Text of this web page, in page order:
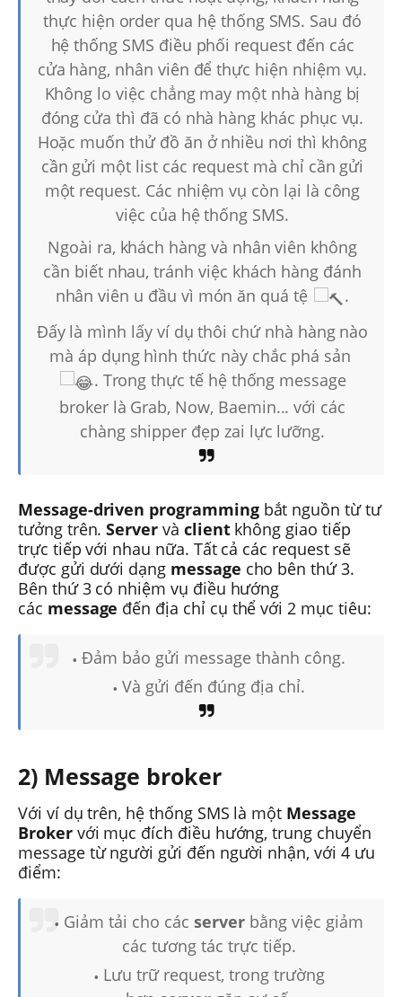
thực hiện order qua hệ thống SMS. Sau đó
hệ thống SMS điều phối request đến các
cửa hàng, nhân viên để thực hiện nhiệm vụ.
Không lo việc chẳng may một nhà hàng bị
đóng cửa thì đã có nhà hàng khác phục vụ.
Hoặc muốn thử đồ ăn ở nhiều nơi thì không
cần gửi một list các request mà chỉ cần gửi
một request. Các nhiệm vụ còn lại là công
việc của hệ thống SMS.
Ngoài ra, khách hàng và nhân viên không
cần biết nhau, tránh việc khách hàng đánh
nhân viên u đầu vì món ăn quá tệ
.
Đấy là mình lấy ví dụ thôi chứ nhà hàng nào
mà áp dụng hình thức này chắc phá sản
. Trong thực tế hệ thống message
broker là Grab, Now, Baemin... với các
chàng shipper đẹp zai lực lưỡng.
Message-driven programmingbắt nguồn từ tư
tưởng trên.Server và clientkhông giao tiếp
trực tiếp với nhau nữa. Tất cả các request sẽ
được gửi dưới dạng message cho bên thứ 3.
Bên thứ 3 có nhiệm vụ điều hướng
các message đến địa chỉ cụ thể với 2 mục tiêu:
Đảm bảo gửi message thành công.
Và gửi đến đúng địa chỉ.
2) Message broker
Với ví dụ trên, hệ thống SMS là một Message
Brokervới mục đích điều hướng, trung chuyển
message từ người gửi đến người nhận, với 4 ưu
điểm:
Giảm tải cho các server bằng việc giảm
các tương tác trực tiếp.
Lưu trữ request, trong trường